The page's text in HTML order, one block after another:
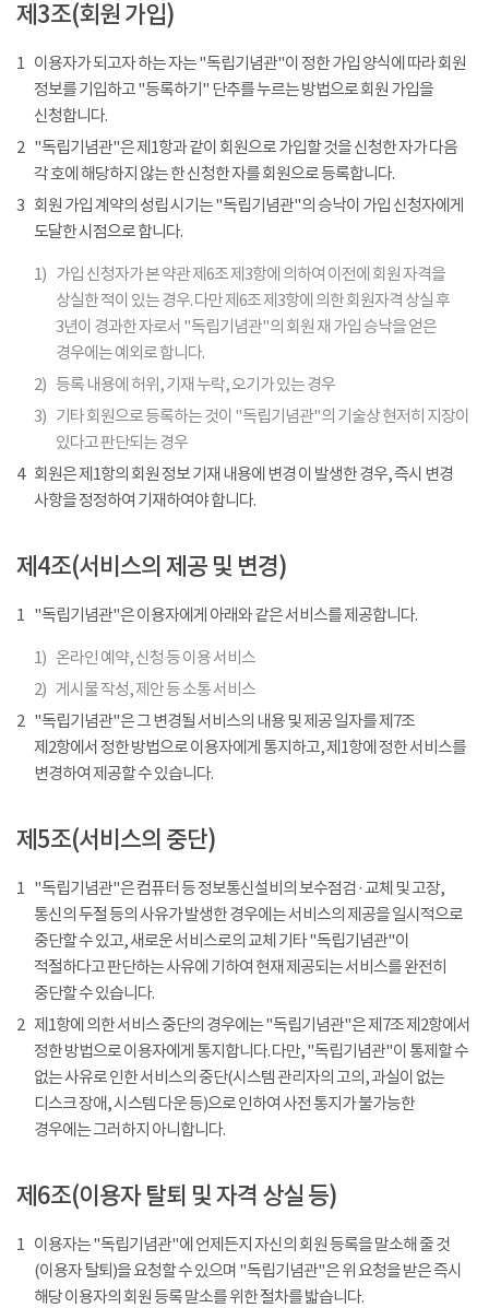
제3조(회원 가입)
1 이용자가 되고자 하는 자는 "독립기념관"이 정한 가입 양식에 따라 회원
정보를 기입하고 "등록하기" 단추를 누르는 방법으로 회원 가입을
신청합니다.
2 "독립기념관"은 제1항과 같이 회원으로 가입할 것을 신청한 자가 다음
각 호에 해당하지 않는 한 신청한 자를 회원으로 등록합니다.
3 회원 가입 계약의 성립 시기는 "독립기념관"의 승낙이 가입 신청자에게
도달한 시점으로 합니다.
1) 가입 신청자가 본 약관 제6조 제3항에 의하여 이전에 회원 자격을
상실한 적이 있는 경우. 다만 제6조 제3항에 의한 회원자격 상실 후
3년이 경과한 자로서 "독립기념관"의 회원 재 가입 승낙을 얻은
경우에는 예외로 합니다.
2) 등록 내용에 허위, 기재 누락, 오기가 있는 경우
3) 기타 회원으로 등록하는 것이 "독립기념관"의 기술상 현저히 지장이
있다고 판단되는 경우
4
회원은 제1항의 회원 정보 기재 내용에 변경 이 발생한 경우, 즉시 변경
사항을 정정하여 기재하여야 합니다.
제4조(서비스의 제공 및 변경)
1 "독립기념관"은 이용자에게 아래와 같은 서비스를 제공합니다.
1) 온라인 예약, 신청 등 이용 서비스
2) 게시물 작성, 제안 등 소통 서비스
2 "독립기념관"은 그 변경될 서비스의 내용 및 제공 일자를 제7조
제2항에서 정한 방법으로 이용자에게 통지하고, 제1항에 정한 서비스를
변경하여 제공할 수 있습니다.
제5조(서비스의 중단)
1 "독립기념관"은 컴퓨터 등 정보통신설비의 보수점검 · 교체 및 고장,
통신의 두절 등의 사유가 발생한 경우에는 서비스의 제공을 일시적으로
중단할 수 있고, 새로운 서비스로의 교체 기타 "독립기념관"이
적절하다고 판단하는 사유에 기하여 현재 제공되는 서비스를 완전히
중단할 수 있습니다.
2 제1항에 의한 서비스 중단의 경우에는 "독립기념관"은 제7조 제2항에서
정한 방법으로 이용자에게 통지합니다. 다만, "독립기념관"이 통제할 수
없는 사유로 인한 서비스의 중단(시스템 관리자의 고의, 과실이 없는
디스크 장애, 시스템 다운 등)으로 인하여 사전 통지가 불가능한
경우에는 그러하지 아니합니다.
제6조(이용자 탈퇴 및 자격 상실 등)
1 이용자는 "독립기념관"에 언제든지 자신의 회원 등록을 말소해 줄 것
(이용자 탈퇴)을 요청할 수 있으며 "독립기념관"은 위 요청을 받은 즉시
해당 이용자의 회원 등록 말소를 위한 절차를 밟습니다.